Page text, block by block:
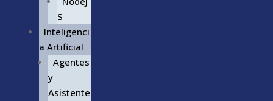
S
Inteligenci
a Artificial
Agentes
y
Asistente